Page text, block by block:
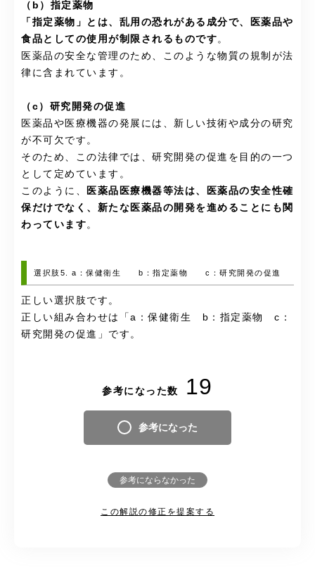
（b）指定薬物
「指定薬物」とは、乱用の恐れがある成分で、医薬品や
食品としての使用が制限されるものです。
医薬品の安全な管理のため、このような物質の規制が法
律に含まれています。
（c）研究開発の促進
医薬品や医療機器の発展には、新しい技術や成分の研究
が不可欠です。
そのため、この法律では、研究開発の促進を目的の一つ
として定めています。
このように、
医薬品医療機器等法は、医薬品の安全性確
保だけでなく、新たな医薬品の開発を進めることにも関
わっています。
選択肢5. a：保健衛生 b：指定薬物 c：研究開発の促進
正しい選択肢です。
正しい組み合わせは「a：保健衛生 b：指定薬物 c：
研究開発の促進」です。
参考になった数 19
参考になった
参考にならなかった
この解説の修正を提案する